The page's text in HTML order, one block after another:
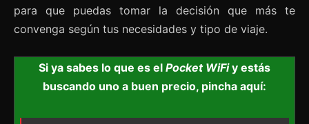
para que puedas tomar la decisión que más te
convenga según tus necesidades y tipo de viaje.
Si ya sabes lo que es el Pocket WiFiy estás
buscando uno a buen precio, pincha aquí: